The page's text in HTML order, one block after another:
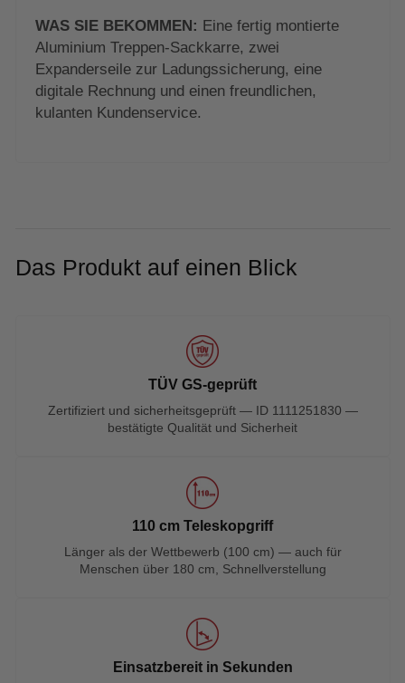
WAS SIE BEKOMMEN: Eine fertig montierte
Aluminium Treppen-Sackkarre, zwei
Expanderseile zur Ladungssicherung, eine
digitale Rechnung und einen freundlichen,
kulanten Kundenservice.
Das Produkt auf einen Blick
TÜV GS-geprüft
Zertifiziert und sicherheitsgeprüft — ID 1111251830 —
bestätigte Qualität und Sicherheit
110 cm Teleskopgriff
Länger als der Wettbewerb (100 cm) — auch für
Menschen über 180 cm, Schnellverstellung
Einsatzbereit in Sekunden